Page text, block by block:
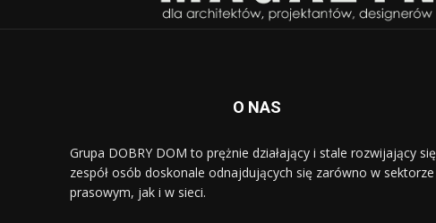
O NAS
Grupa DOBRY DOM to prężnie działający i stale rozwijający się
zespół osób doskonale odnajdujących się zarówno w sektorze
prasowym, jak i w sieci.